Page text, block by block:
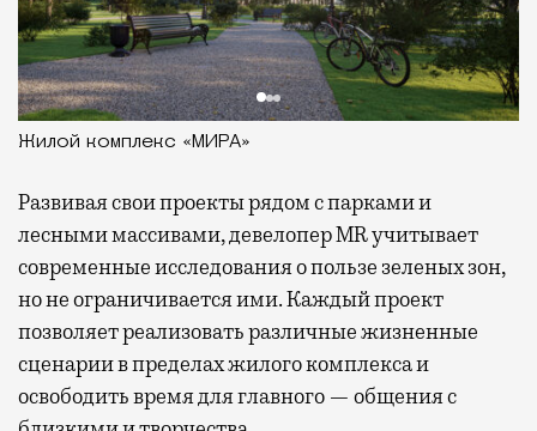
Жилой комплекс «МИРА»
Развиваясвои проекты рядом с парками и
лесными массивами, девелопер MR учитывает
современные исследования о пользе зеленых зон,
но не ограничивается ими. Каждый проект
позволяет реализовать различные жизненные
сценарии в пределах жилого комплекса и
освободить время для главного — общения с